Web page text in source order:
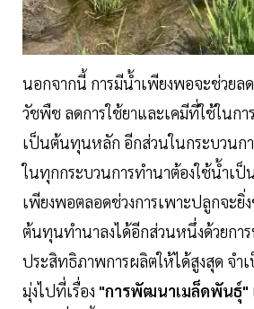
นอกจากนี้ การมีน้ำเพียงพอจะช่วยล
วัชพืช ลดการใช้ยาและเคมีที่ใช้ในก
เป็นต้นทุนหลัก อีกส่วนในกระบวนกา
ในทุกกระบวนการทำนาต้องใช้น้ำเ
เพียงพอตลอดช่วงการเพาะปลูกจะยิ่
ต้นทุนทำนาลงได้อีกส่วนหนึ่งด้วยกา
ประสิทธิภาพการผลิตให้ได้สูงสุด จำ
มุ่งไปที่เรื่อง "การพัฒนาเมล็ดพันธุ์"